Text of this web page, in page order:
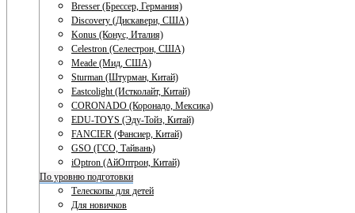
Bresser (Брессер, Германия)
Discovery (Дискавери, США)
Konus (Конус, Италия)
Celestron (Селестрон, США)
Meade (Мид, США)
Sturman (Штурман, Китай)
Eastcolight (Истколайт, Китай)
CORONADO (Коронадо, Мексика)
EDU-TOYS (Эду-Тойз, Китай)
FANCIER (Фансиер, Китай)
GSO (ГСО, Тайвань)
iOptron (АйОптрон, Китай)
По уровню подготовки
Телескопы для детей
Для новичков